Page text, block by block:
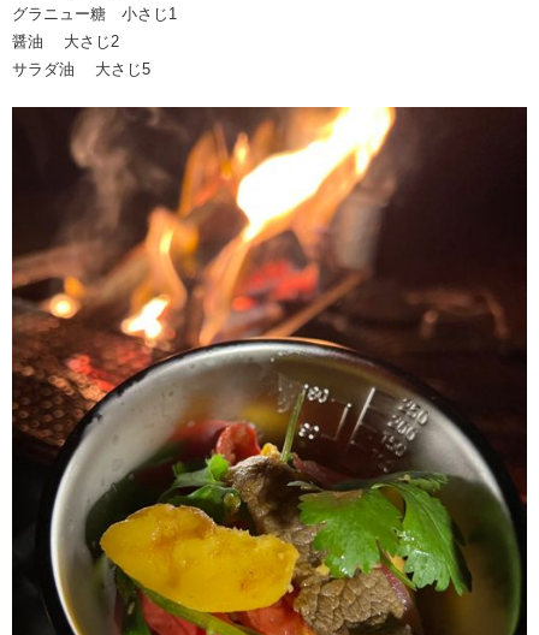
グラニュー糖 小さじ1
醤油 大さじ2
サラダ油 大さじ5